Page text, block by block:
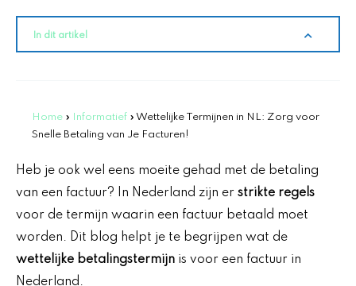
In dit artikel
Home » Informatief » Wettelijke Termijnen in NL: Zorg voor
Snelle Betaling van Je Facturen!
Heb je ook wel eens moeite gehad met de betaling
van een factuur? In Nederland zijn er strikte regels
voor de termijn waarin een factuur betaald moet
worden. Dit blog helpt je te begrijpen wat de
wettelijke betalingstermijn is voor een factuur in
Nederland.